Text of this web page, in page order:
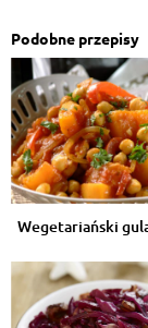
Podobne przepisy
Wegetariański